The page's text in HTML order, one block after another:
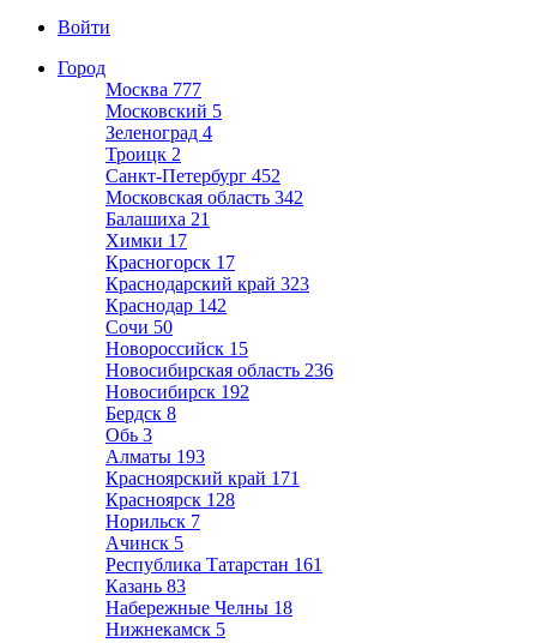
Войти
Город
Москва 777
Московский 5
Зеленоград 4
Троицк 2
Санкт-Петербург 452
Московская область 342
Балашиха 21
Химки 17
Красногорск 17
Краснодарский край 323
Краснодар 142
Сочи 50
Новороссийск 15
Новосибирская область 236
Новосибирск 192
Бердск 8
Обь 3
Алматы 193
Красноярский край 171
Красноярск 128
Норильск 7
Ачинск 5
Республика Татарстан 161
Казань 83
Набережные Челны 18
Нижнекамск 5